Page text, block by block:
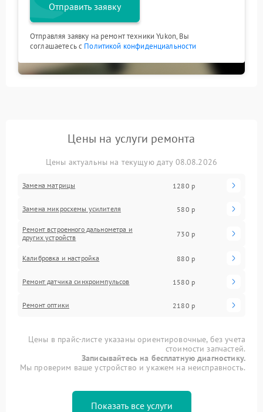
Отправить заявку
Отправляя заявку на ремонт техники Yukon, Вы
соглашаетесь с Политикой конфиденциальности
Цены на услуги ремонта
Цены актуальны на текущую дату 08.08.2026
Замена матрицы 1280 р
Замена микросхемы усилителя 580 р
Ремонт встроенного дальнометра и
других устройств
730 р
Калибровка и настройка 880 р
Ремонт датчика синхроимпульсов 1580 р
Ремонт оптики 2180 р
Цены в прайс-листе указаны ориентировочные, без учета
стоимости запчастей.
Записывайтесь на бесплатную диагностику.
Мы проверим ваше устройство и укажем на неисправность.
Показать все услуги